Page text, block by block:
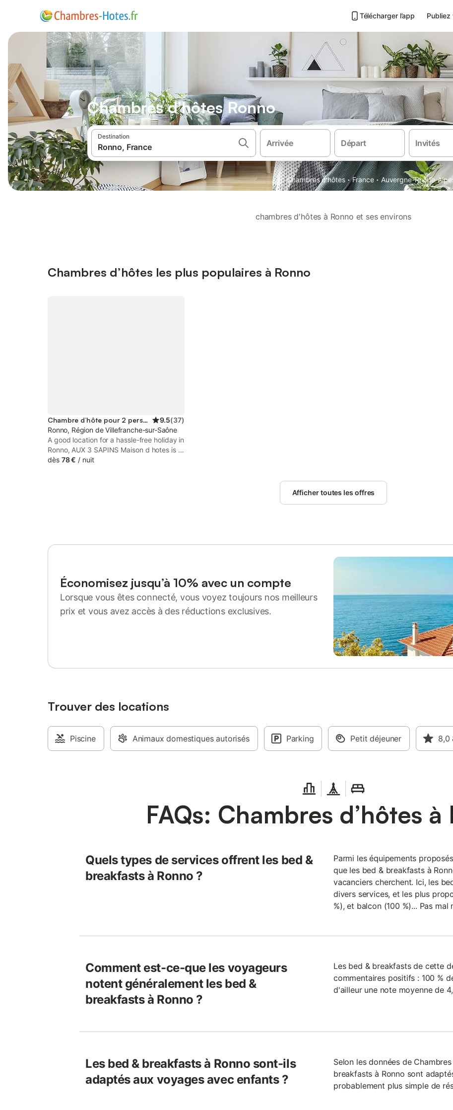
Télécharger l’app Publiez
Chambres d'hôtes Ronno
Destination
Arrivée Départ Invités
Chambres d'hôtes · France · Auvergne-Rhône-
chambres d'hôtes à Ronno et ses environs
Chambres d’hôtes les plus populaires à Ronno
Chambre d’hôte pour 2 personnes 9.5(37)
Ronno, Région de Villefranche-sur-Saône
A good location for a hassle-free holiday in
Ronno, AUX 3 SAPINS Maison d hotes is a
bed and breakfast surrounded by views
dès 78 € / nuit
Afficher toutes les offres
Économisez jusqu’à 10% avec un compte
Lorsque vous êtes connecté, vous voyez toujours nos meilleurs
prix et vous avez accès à des réductions exclusives.
Trouver des locations
Piscine Animaux domestiques autorisés Parking Petit déjeuner 8,0
FAQs: Chambres d’hôtes à
Quels types de services offrent les bed &
breakfasts à Ronno ?
Parmi les équipements
que les bed & breakfasts à
vacanciers cherchent. Ici, les
divers services, et les plus
%), et balcon (100 %)... Pas mal
Comment est-ce-que les voyageurs
notent généralement les bed &
breakfasts à Ronno ?
Les bed & breakfasts de cette
commentaires positifs : 100 %
d'ailleur une note moyenne de
Les bed & breakfasts à Ronno sont-ils
adaptés aux voyages avec enfants ?
Selon les données de
breakfasts à Ronno sont
probablement plus simple de